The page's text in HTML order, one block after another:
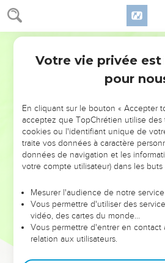
NE MANQUEZ PAS
DE
ET SI LEURS ERREURS
VOTRES ?
leur foi ou leur vision. Mais on voit
et les saisons difficiles qu'ils ont
sont elles qui les ont
Dans cette conférence, leaders,
Psaumes 7
Votre vie privée
pour
En cliquant sur le bouton « Accepter
acceptez que TopChrétien utilise des
cookies ou l'identifiant unique de
traite vos données à caractère
données de navigation et les
votre compte utilisateur) dans les buts
Mesurer l'audience de notre service
Vous permettre d'utiliser des
vidéo, des cartes du monde…
Vous permettre d'entrer en contact
relation aux utilisateurs.